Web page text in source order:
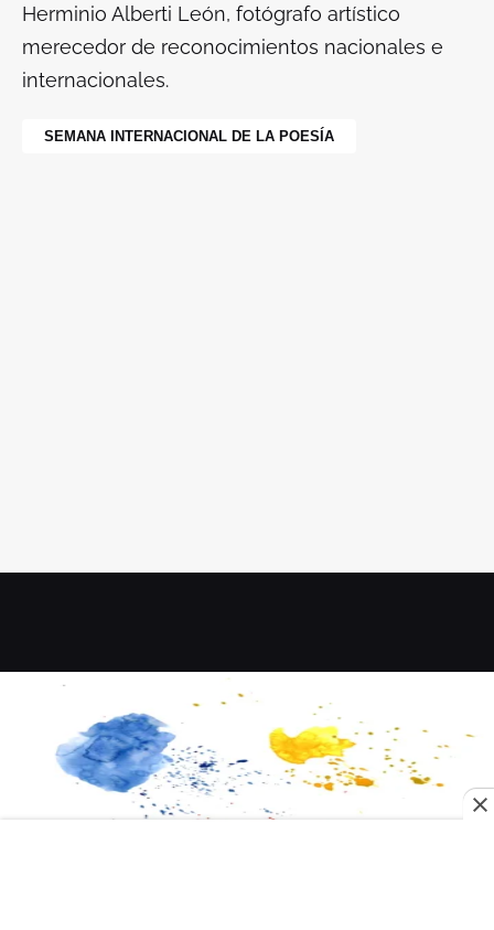
Herminio Alberti León, fotógrafo artístico
merecedor de reconocimientos nacionales e
internacionales.
SEMANA INTERNACIONAL DE LA POESÍA